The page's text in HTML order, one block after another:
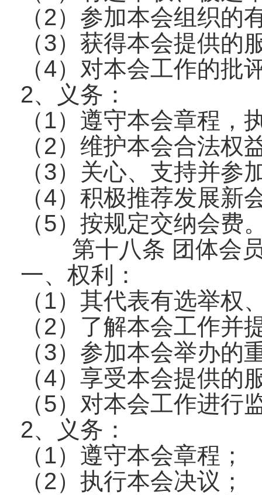
（2）参加本会组织的
（3）获得本会提供的
（4）对本会工作的批
2、义务：
（1）遵守本会章程，
（2）维护本会合法权
（3）关心、支持并参
（4）积极推荐发展新
（5）按规定交纳会费
第十八条 团体会
一、权利：
（1）其代表有选举权
（2）了解本会工作并
（3）参加本会举办的
（4）享受本会提供的
（5）对本会工作进行
2、义务：
（1）遵守本会章程；
（2）执行本会决议；